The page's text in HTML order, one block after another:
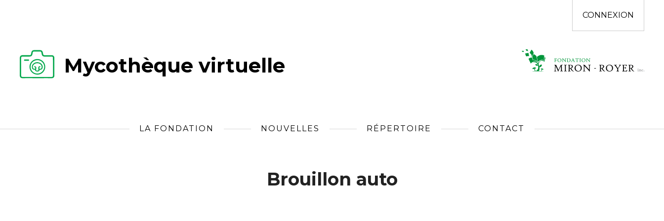
CONNEXION
Mycothèque virtuelle
LA FONDATION NOUVELLES RÉPERTOIRE CONTACT
Brouillon auto